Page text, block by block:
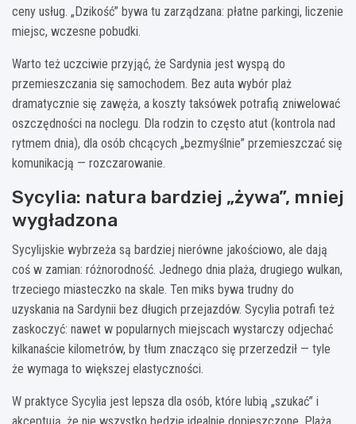
ceny usług. „Dzikość” bywa tu zarządzana: płatne parkingi, liczenie
miejsc, wczesne pobudki.
Warto też uczciwie przyjąć, że Sardynia jest wyspą do
przemieszczania się samochodem. Bez auta wybór plaż
dramatycznie się zawęża, a koszty taksówek potrafią zniwelować
oszczędności na noclegu. Dla rodzin to często atut (kontrola nad
rytmem dnia), dla osób chcących „bezmyślnie” przemieszczać się
komunikacją — rozczarowanie.
Sycylia: natura bardziej „żywa”, mniej
wygładzona
Sycylijskie wybrzeża są bardziej nierówne jakościowo, ale dają
coś w zamian: różnorodność. Jednego dnia plaża, drugiego wulkan,
trzeciego miasteczko na skale. Ten miks bywa trudny do
uzyskania na Sardynii bez długich przejazdów. Sycylia potrafi też
zaskoczyć: nawet w popularnych miejscach wystarczy odjechać
kilkanaście kilometrów, by tłum znacząco się przerzedził — tyle
że wymaga to większej elastyczności.
W praktyce Sycylia jest lepsza dla osób, które lubią „szukać” i